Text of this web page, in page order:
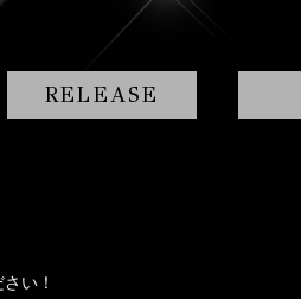
RELEASE
い！